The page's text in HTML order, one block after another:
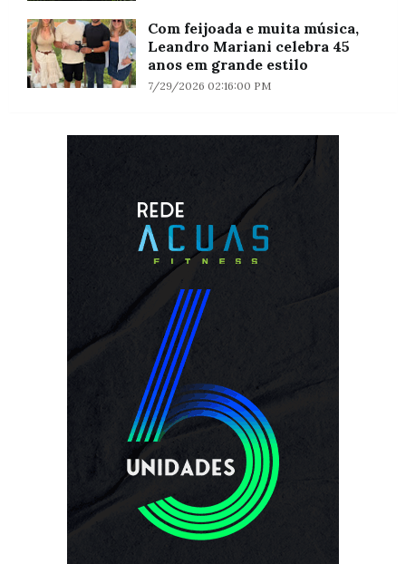
Com feijoada e muita música,
Leandro Mariani celebra 45
anos em grande estilo
7/29/2026 02:16:00 PM